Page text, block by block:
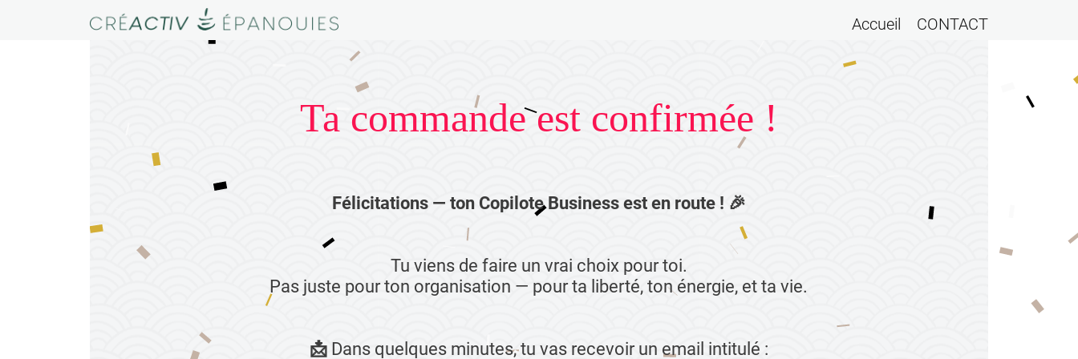
Accueil CONTACT
Ta commande est confirmée !
Félicitations — ton Copilote Business est en route ! 🎉
Tu viens de faire un vrai choix pour toi.
Pas juste pour ton organisation — pour ta liberté, ton énergie, et ta vie.
📩 Dans quelques minutes, tu vas recevoir un email intitulé :